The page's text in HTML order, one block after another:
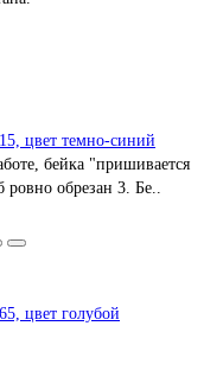
цвет темно-синий
бейка "пришивается
обрезан 3. Бе..
цвет голубой